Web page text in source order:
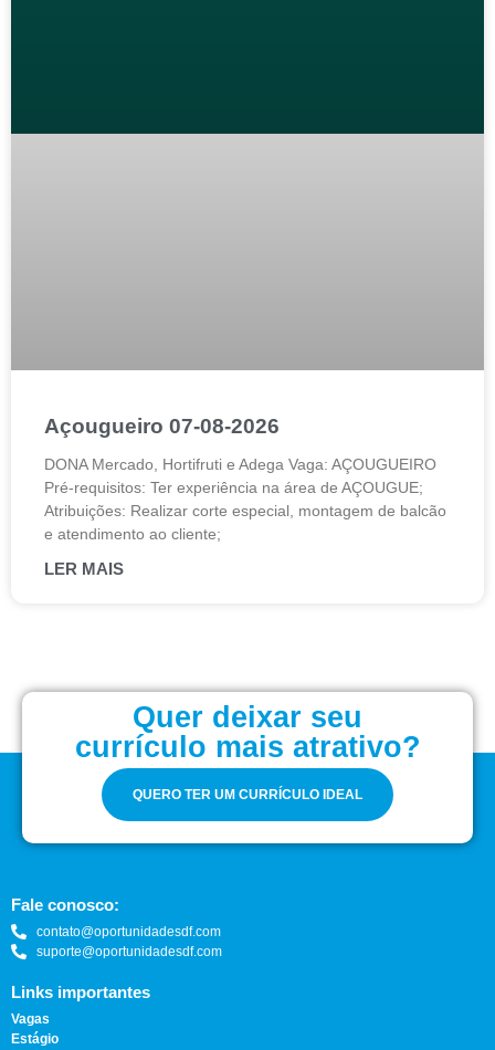
Açougueiro 07-08-2026
DONA Mercado, Hortifruti e Adega Vaga: AÇOUGUEIRO
Pré-requisitos: Ter experiência na área de AÇOUGUE;
Atribuições: Realizar corte especial, montagem de balcão
e atendimento ao cliente;
LER MAIS
Quer deixar seu
currículo mais atrativo?
QUERO TER UM CURRÍCULO IDEAL
Fale conosco:
contato@oportunidadesdf.com
suporte@oportunidadesdf.com
Links importantes
Vagas
Estágio